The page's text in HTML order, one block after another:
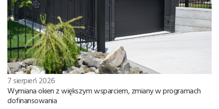
7 sierpień 2026
Wymiana okien z większym wsparciem, zmiany w programach
dofinansowania